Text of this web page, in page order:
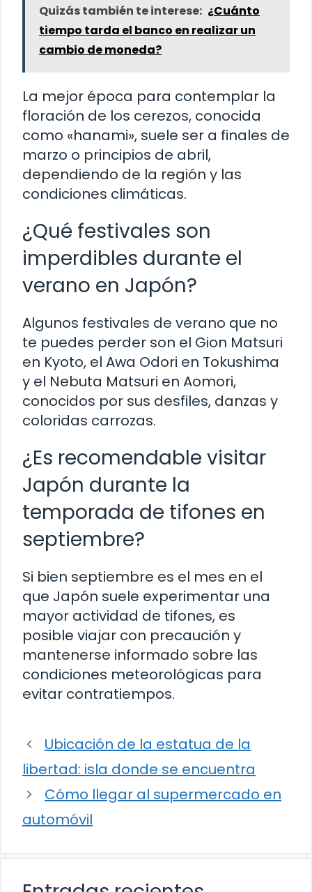
Quizás también te interese: ¿Cuánto
tiempo tarda el banco en realizar un
cambio de moneda?
La mejor época para contemplar la
floración de los cerezos, conocida
como «hanami», suele ser a finales de
marzo o principios de abril,
dependiendo de la región y las
condiciones climáticas.
¿Qué festivales son
imperdibles durante el
verano en Japón?
Algunos festivales de verano que no
te puedes perder son el Gion Matsuri
en Kyoto, el Awa Odori en Tokushima
y el Nebuta Matsuri en Aomori,
conocidos por sus desfiles, danzas y
coloridas carrozas.
¿Es recomendable visitar
Japón durante la
temporada de tifones en
septiembre?
Si bien septiembre es el mes en el
que Japón suele experimentar una
mayor actividad de tifones, es
posible viajar con precaución y
mantenerse informado sobre las
condiciones meteorológicas para
evitar contratiempos.
Ubicación de la estatua de la
libertad: isla donde se encuentra
Cómo llegar al supermercado en
automóvil